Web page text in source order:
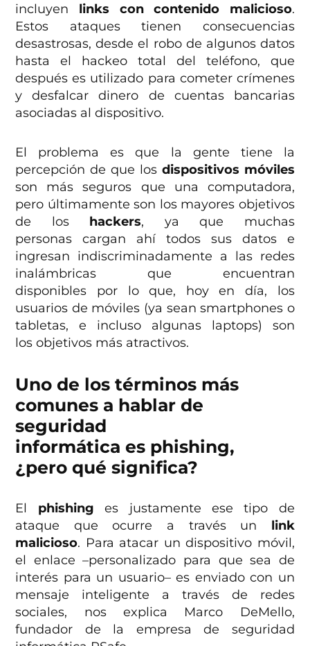
incluyen links con contenido malicioso.
Estos ataques tienen consecuencias
desastrosas, desde el robo de algunos datos
hasta el hackeo total del teléfono, que
después es utilizado para cometer crímenes
y desfalcar dinero de cuentas bancarias
asociadas al dispositivo.
El problema es que la gente tiene la
percepción de que los dispositivos móviles
son más seguros que una computadora,
pero últimamente son los mayores objetivos
de los hackers, ya que muchas
personas cargan ahí todos sus datos e
ingresan indiscriminadamente a las redes
inalámbricas que encuentran
disponibles por lo que, hoy en día, los
usuarios de móviles (ya sean smartphones o
tabletas, e incluso algunas laptops) son
los objetivos más atractivos.
Uno de los términos más
comunes a hablar de
seguridad
informática es phishing,
¿pero qué significa?
El phishing es justamente ese tipo de
ataque que ocurre a través un link
malicioso. Para atacar un dispositivo móvil,
el enlace –personalizado para que sea de
interés para un usuario– es enviado con un
mensaje inteligente a través de redes
sociales, nos explica Marco DeMello,
fundador de la empresa de seguridad